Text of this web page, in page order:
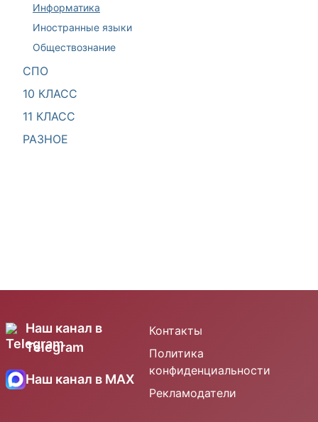
Информатика
Иностранные языки
Обществознание
СПО
10 КЛАСС
11 КЛАСС
РАЗНОЕ
Наш канал в
Telegram
Наш канал в MAX
Контакты
Политика
конфиденциальности
Рекламодатели